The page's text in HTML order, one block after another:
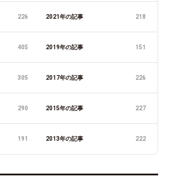
226 2021年の記事 218
405 2019年の記事 151
305 2017年の記事 226
290 2015年の記事 227
191 2013年の記事 222